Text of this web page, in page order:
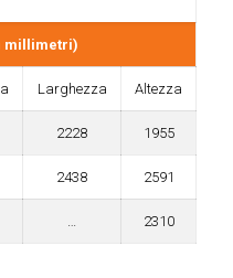
millimetri)
Larghezza Altezza
2228 1955
2438 2591
2310